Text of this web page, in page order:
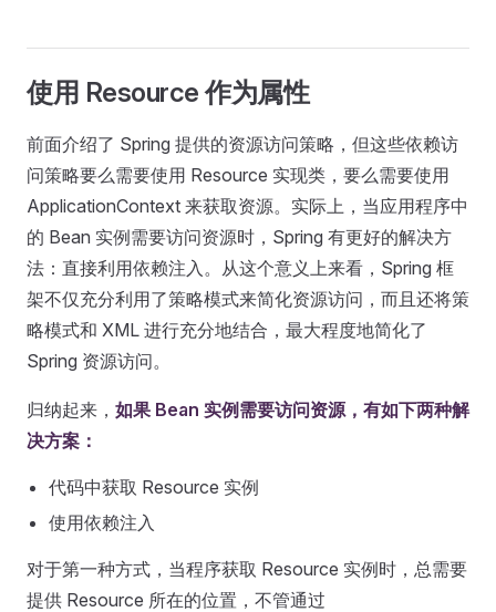
使用 Resource 作为属性
前面介绍了 Spring 提供的资源访问策略，但这些依赖访
问策略要么需要使用 Resource 实现类，要么需要使用
ApplicationContext 来获取资源。实际上，当应用程序中
的 Bean 实例需要访问资源时，Spring 有更好的解决方
法：直接利用依赖注入。从这个意义上来看，Spring 框
架不仅充分利用了策略模式来简化资源访问，而且还将策
略模式和 XML 进行充分地结合，最大程度地简化了
Spring 资源访问。
归纳起来， 如果 Bean 实例需要访问资源，有如下两种解
决方案：
代码中获取 Resource 实例
使用依赖注入
对于第一种方式，当程序获取 Resource 实例时，总需要
提供 Resource 所在的位置，不管通过